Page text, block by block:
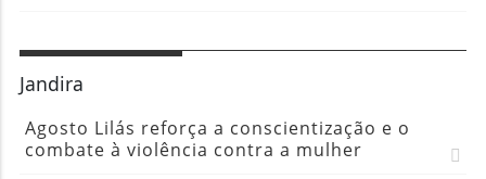
Jandira
Agosto Lilás reforça a conscientização e o
combate à violência contra a mulher